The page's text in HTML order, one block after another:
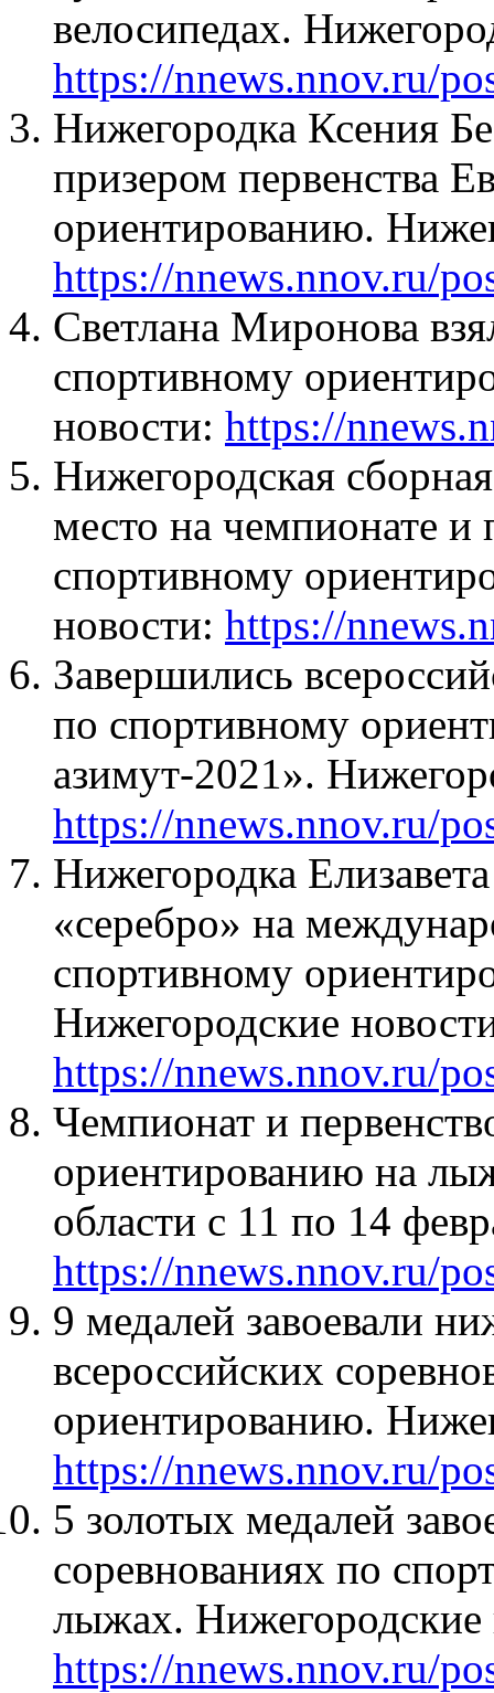
велосипедах.
https://nnews.nnov.ru/
Нижегородка Ксения
призером первенства
ориентированию.
https://nnews.nnov.ru/
Светлана Миронова
спортивному
новости: https://
Нижегородская
место на чемпионате
спортивному
новости: https://
Завершились
по спортивному
азимут-2021».
https://nnews.nnov.ru/
Нижегородка
«серебро» на
спортивному
Нижегородские
https://nnews.nnov.ru/
Чемпионат и
ориентированию на
области с 11 по 14
https://nnews.nnov.ru/
9 медалей завоевали
всероссийских
ориентированию.
https://nnews.nnov.ru/
5 золотых медалей
соревнованиях по
лыжах. Нижегородские
https://nnews.nnov.ru/